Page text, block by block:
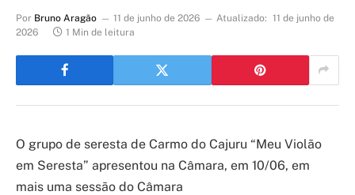
Por Bruno Aragão 11 de junho de 2026 Atualizado: 11 de junho de
2026
1 Min de leitura
O grupo de seresta de Carmo do Cajuru “Meu Violão
em Seresta” apresentou na Câmara, em 10/06, em
mais uma sessão do Câmara